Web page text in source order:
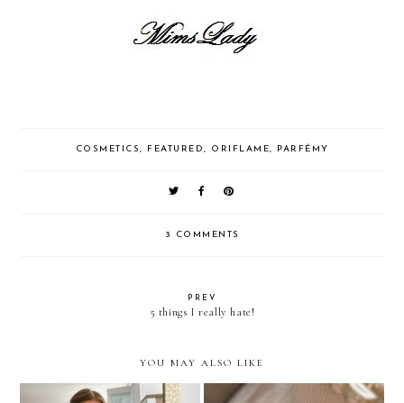
COSMETICS, FEATURED, ORIFLAME, PARFÉMY
3 COMMENTS
PREV
5 things I really hate!
YOU MAY ALSO LIKE